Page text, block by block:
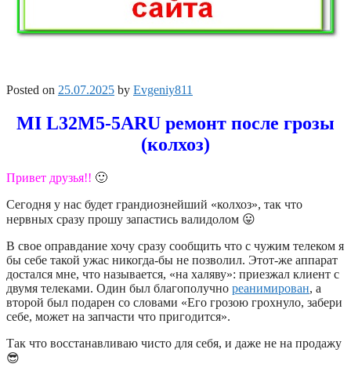
Posted on 25.07.2025 by Evgeniy811
MI L32M5-5ARU ремонт после грозы
(колхоз)
Привет друзья!! 🙂
Сегодня у нас будет грандиознейший «колхоз», так что
нервных сразу прошу запастись валидолом 😛
В свое оправдание хочу сразу сообщить что с чужим телеком я
бы себе такой ужас никогда-бы не позволил. Этот-же аппарат
достался мне, что называется, «на халяву»: приезжал клиент с
двумя телеками. Один был благополучно реанимирован, а
второй был подарен со словами «Его грозою грохнуло, забери
себе, может на запчасти что пригодится».
Так что восстанавливаю чисто для себя, и даже не на продажу
😎